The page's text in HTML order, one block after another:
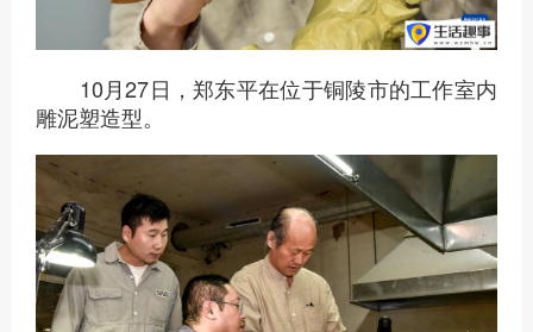
10月27日，郑东平在位于铜陵市的工作室内
雕泥塑造型。